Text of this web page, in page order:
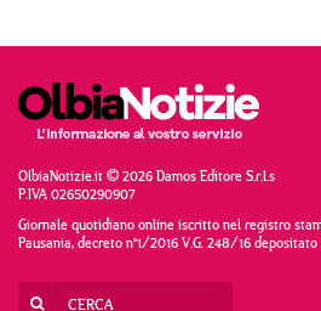
OlbiaNotizie.it © 2026 Damos Editore S.r.l.s
P.IVA 02650290907
Giornale quotidiano online iscritto nel registro
Pausania, decreto n°1/2016 V.G. 248/16 depositato